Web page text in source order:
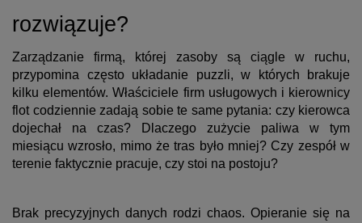
rozwiązuje?
Zarządzanie firmą, której zasoby są ciągle w ruchu,
przypomina często układanie puzzli, w których brakuje
kilku elementów. Właściciele firm usługowych i kierownicy
flot codziennie zadają sobie te same pytania: czy kierowca
dojechał na czas? Dlaczego zużycie paliwa w tym
miesiącu wzrosło, mimo że tras było mniej? Czy zespół w
terenie faktycznie pracuje, czy stoi na postoju?
Brak precyzyjnych danych rodzi chaos. Opieranie się na